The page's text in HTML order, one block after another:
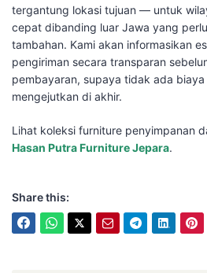
tergantung lokasi tujuan — untuk
cepat dibanding luar Jawa yang
tambahan. Kami akan informasikan
pengiriman secara transparan
pembayaran, supaya tidak ada
mengejutkan di akhir.
Lihat koleksi furniture penyimpanan
Hasan Putra Furniture Jepara.
Share this: